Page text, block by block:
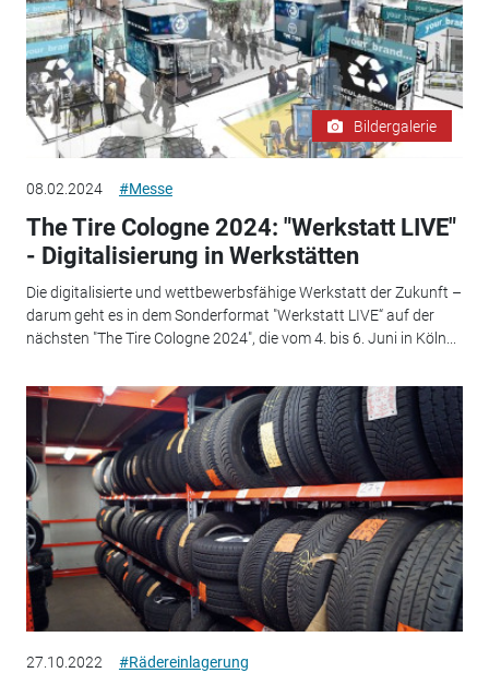
Bildergalerie
08.02.2024 #Messe
The Tire Cologne 2024: "Werkstatt LIVE"
- Digitalisierung in Werkstätten
Die digitalisierte und wettbewerbsfähige Werkstatt der Zukunft –
darum geht es in dem Sonderformat "Werkstatt LIVE“ auf der
nächsten "The Tire Cologne 2024", die vom 4. bis 6. Juni in Köln...
27.10.2022 #Rädereinlagerung